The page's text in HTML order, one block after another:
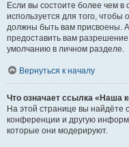
Если вы состоите более чем
используется для того, чтобы
должны быть вам присвоены.
предоставить вам
умолчанию в личном разделе.
Вернуться к началу
Что означает ссылка «Наша
На этой странице вы найдёте
конференции и другую
которые они модерируют.